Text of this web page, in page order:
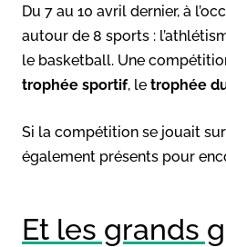
Du 7 au 10 avril dernier, à
autour de 8 sports :
le basketball. Une
trophée sportif, le trophée
Si la compétition se jouait
également présents pour
Et les grands